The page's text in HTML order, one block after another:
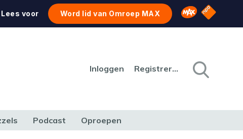
Lees voor Word lid van Omroep MAX Omroep MAX
NPO
Inloggen Registreren
Podcast Oproepen